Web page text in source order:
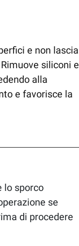
e non lascia
siliconi e
alla
e favorisce la
lo sporco
se
di procedere